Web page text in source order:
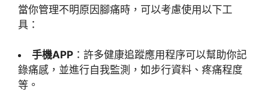
當你管理不明原因腳痛時，可以考慮使用以下工
具：
手機APP ：許多健康追蹤應用程序可以幫助你記
錄痛感，並進行自我監測，如步行資料、疼痛程度
等。